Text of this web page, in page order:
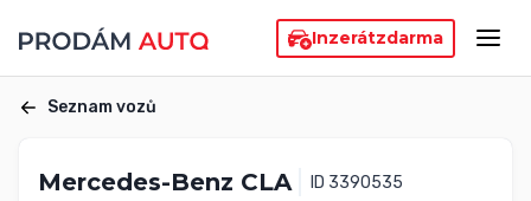
Inzerátzdarma
Seznam vozů
Mercedes-Benz CLA
ID 3390535